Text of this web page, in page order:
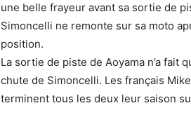
une belle frayeur avant sa sortie de
Simoncelli ne remonte sur sa moto
position.
La sortie de piste de Aoyama n’a fait
chute de Simoncelli. Les français
terminent tous les deux leur saison